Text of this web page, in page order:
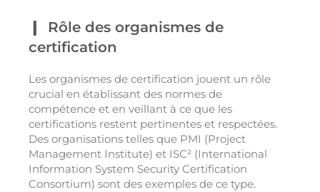
Rôle des organismes de
certification
Les organismes de certification jouent un rôle
crucial en établissant des normes de
compétence et en veillant à ce que les
certifications restent pertinentes et respectées.
Des organisations telles que PMI (Project
Management Institute) et ISC² (International
Information System Security Certification
Consortium) sont des exemples de ce type.